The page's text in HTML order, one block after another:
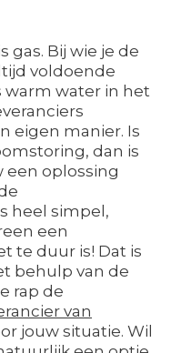
gas. Bij wie je de
voldoende
warm water in het
eigen manier. Is
dan is
een oplossing
heel simpel,
een
te duur is! Dat is
behulp van de
rap de
van
jouw situatie. Wil